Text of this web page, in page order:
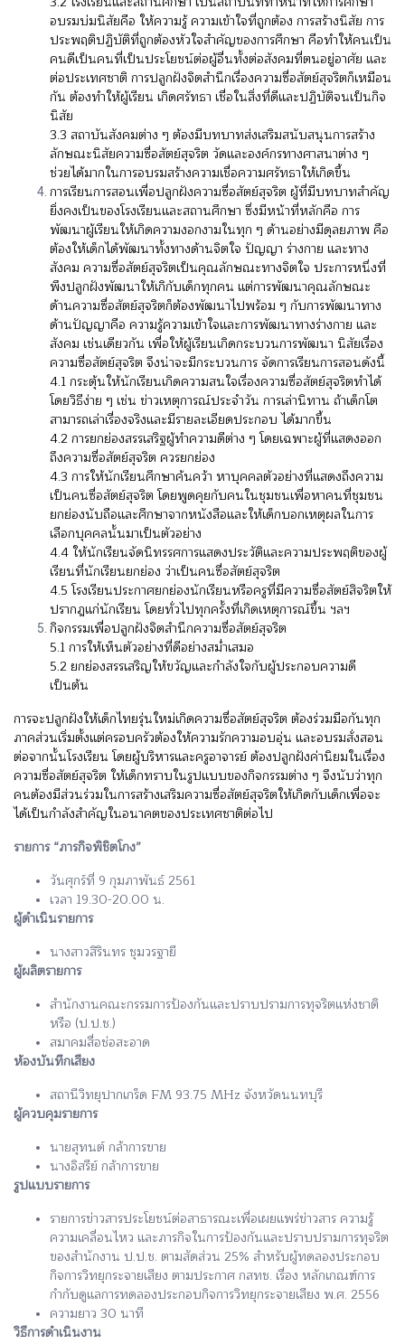
อบรมบ่มนิสัยคือ ให้ความรู้ ความเข้าใจที่ถูกต้อง การสร้างนิสัย การ
ประพฤติปฏิบัติที่ถูกต้องหัวใจสำคัญของการศึกษา คือทำให้คนเป็น
คนดีเป็นคนที่เป็นประโยชน์ต่อผู้อื่นทั้งต่อสังคมที่ตนอยู่อาศัย และ
ต่อประเทศชาติ การปลูกฝังจิตสำนึกเรื่องความซื่อสัตย์สุจริตก็เหมือน
กัน ต้องทำให้ผู้เรียน เกิดศรัทธา เชื่อในสิ่งที่ดีและปฏิบัติจนเป็นกิจ
นิสัย
3.3 สถาบันสังคมต่าง ๆ ต้องมีบทบาทส่งเสริมสนับสนุนการสร้าง
ลักษณะนิสัยความซื่อสัตย์สุจริต วัดและองค์กรทางศาสนาต่าง ๆ
ช่วยได้มากในการอบรมสร้างความเชื่อความศรัทธาให้เกิดขึ้น
การเรียนการสอนเพื่อปลูกฝังความซื่อสัตย์สุจริต ผู้ที่มีบทบาทสำคัญ
ยิ่งคงเป็นของโรงเรียนและสถานศึกษา ซึ่งมีหน้าที่หลักคือ การ
พัฒนาผู้เรียนให้เกิดความงอกงามในทุก ๆ ด้านอย่างมีดุลยภาพ คือ
ต้องให้เด็กได้พัฒนาทั้งทางด้านจิตใจ ปัญญา ร่างกาย และทาง
สังคม ความซื่อสัตย์สุจริตเป็นคุณลักษณะทางจิตใจ ประการหนึ่งที่
พึงปลูกฝังพัฒนาให้เกิกับเด็กทุกคน แต่การพัฒนาคุณลักษณะ
ด้านความซื่อสัตย์สุจริตก็ต้องพัฒนาไปพร้อม ๆ กับการพัฒนาทาง
ด้านปัญญาคือ ความรู้ความเข้าใจและการพัฒนาทางร่างกาย และ
สังคม เช่นเดียวกัน เพื่อให้ผู้เรียนเกิดกระบวนการพัฒนา นิสัยเรื่อง
ความซื่อสัตย์สุจริต จึงน่าจะมีกระบวนการ จัดการเรียนการสอนดังนี้
4.1 กระตุ้นให้นักเรียนเกิดความสนใจเรื่องความซื่อสัตย์สุจริตทำได้
โดยวิธีง่าย ๆ เช่น ข่าวเหตุการณ์ประจำวัน การเล่านิทาน ถ้าเด็กโต
สามารถเล่าเรื่องจริงและมีรายละเอียดประกอบ ได้มากขึ้น
4.2 การยกย่องสรรเสริฐผู้ทำความดีต่าง ๆ โดยเฉพาะผู้ที่แสดงออก
ถึงความซื่อสัตย์สุจริต ควรยกย่อง
4.3 การให้นักเรียนศึกษาค้นคว้า หาบุคคลตัวอย่างที่แสดงถึงความ
เป็นคนซื่อสัตย์สุจริต โดยพูดคุยกับคนในชุมชนเพื่อหาคนที่ชุมชน
ยกย่องนับถือและศึกษาจากหนังสือและให้เด็กบอกเหตุผลในการ
เลือกบุคคลนั้นมาเป็นตัวอย่าง
4.4 ให้นักเรียนจัดนิทรรศการแสดงประวัติและความประพฤติของผู้
เรียนที่นักเรียนยกย่อง ว่าเป็นคนซื่อสัตย์สุจริต
4.5 โรงเรียนประกาศยกย่องนักเรียนหรือครูที่มีความซื่อสัตย์สิจริตให้
ปรากฎแก่นักเรียน โดยทั่วไปทุกครั้งที่เกิดเหตุการณ์ขึ้น ฯลฯ
กิจกรรมเพื่อปลูกฝังจิตสำนึกความซื่อสัตย์สุจริต
5.1 การให้เห็นตัวอย่างที่ดีอย่างสม่ำเสมอ
5.2 ยกย่องสรรเสริญให้ขวัญและกำลังใจกับผู้ประกอบความดี
เป็นต้น
การจะปลูกฝังให้เด็กไทยรุ่นใหม่เกิดความซื่อสัตย์สุจริต ต้องร่วมมือกันทุก
ภาคส่วนเริ่มตั้งแต่ครอบครัวต้องให้ความรักความอบอุ่น และอบรมสั่งสอน
ต่อจากนั้นโรงเรียน โดยผู้บริหารและครูอาจารย์ ต้องปลูกฝังค่านิยมในเรื่อง
ความซื่อสัตย์สุจริต ให้เด็กทราบในรูปแบบของกิจกรรมต่าง ๆ จึงนับว่าทุก
คนต้องมีส่วนร่วมในการสร้างเสริมความซื่อสัตย์สุจริตให้เกิดกับเด็กเพื่อจะ
ได้เป็นกำลังสำคัญในอนาคตของประเทศชาติต่อไป
รายการ “ภารกิจพิชิตโกง”
วันศุกร์ที่ 9 กุมภาพันธ์ 2561
เวลา 19.30-20.00 น.
ผู้ดำเนินรายการ
นางสาวสิรินทร ชุมวรฐายี
ผู้ผลิตรายการ
สำนักงานคณะกรรมการป้องกันและปราบปรามการทุจริตแห่งชาติ
หรือ (ป.ป.ช.)
สมาคมสื่อช่อสะอาด
ห้องบันทึกเสียง
สถานีวิทยุปากเกร็ด FM 93.75 MHz จังหวัดนนทบุรี
ผู้ควบคุมรายการ
นายสุทนต์ กล้าการขาย
นางอิสรีย์ กล้าการขาย
รูปแบบรายการ
รายการข่าวสารประโยชน์ต่อสาธารณะเพื่อเผยแพร่ข่าวสาร ความรู้
ความเคลื่อนไหว และภารกิจในการป้องกันและปราบปรามการทุจริต
ของสำนักงาน ป.ป.ช. ตามสัดส่วน 25% สำหรับผู้ทดลองประกอบ
กิจการวิทยุกระจายเสียง ตามประกาศ กสทช. เรื่อง หลักเกณฑ์การ
กำกับดูแลการทดลองประกอบกิจการวิทยุกระจายเสียง พ.ศ. 2556
ความยาว 30 นาที
วิธีการดำเนินงาน